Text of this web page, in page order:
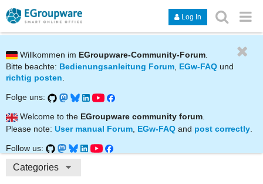
Log In
Willkommen im EGroupware-Community-Forum
Bitte beachte: Bedienungsanleitung Forum, EGw-FAQ und
richtig posten.
Folge uns:
Welcome to the EGroupware community forum.
Please note: User manual Forum EGw-FAQ and post correctly
Follow us:
Categories